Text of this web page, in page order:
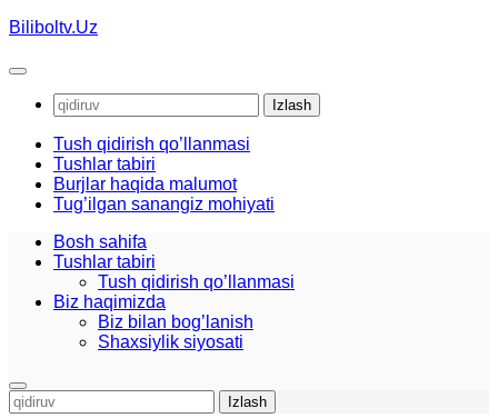
Skip
content
Biliboltv.Uz
Qidirshish:
Tush qidirish qo’llanmasi
Tushlar tabiri
Burjlar haqida malumot
Tug’ilgan sanangiz mohiyati
Bosh sahifa
Tushlar tabiri
Tush qidirish qo’llanmasi
Biz haqimizda
Biz bilan bog’lanish
Shaxsiylik siyosati
Qidirshish: